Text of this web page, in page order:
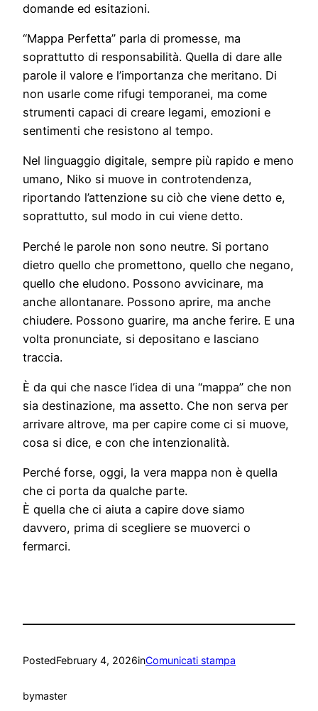
domande ed esitazioni.
“Mappa Perfetta” parla di promesse, ma
soprattutto di responsabilità. Quella di dare alle
parole il valore e l’importanza che meritano. Di
non usarle come rifugi temporanei, ma come
strumenti capaci di creare legami, emozioni e
sentimenti che resistono al tempo.
Nel linguaggio digitale, sempre più rapido e meno
umano, Niko si muove in controtendenza,
riportando l’attenzione su ciò che viene detto e,
soprattutto, sul modo in cui viene detto.
Perché le parole non sono neutre. Si portano
dietro quello che promettono, quello che negano,
quello che eludono. Possono avvicinare, ma
anche allontanare. Possono aprire, ma anche
chiudere. Possono guarire, ma anche ferire. E una
volta pronunciate, si depositano e lasciano
traccia.
È da qui che nasce l’idea di una “mappa” che non
sia destinazione, ma assetto. Che non serva per
arrivare altrove, ma per capire come ci si muove,
cosa si dice, e con che intenzionalità.
Perché forse, oggi, la vera mappa non è quella
che ci porta da qualche parte.
È quella che ci aiuta a capire dove siamo
davvero, prima di scegliere se muoverci o
fermarci.
PostedFebruary 4, 2026inComunicati stampa
bymaster